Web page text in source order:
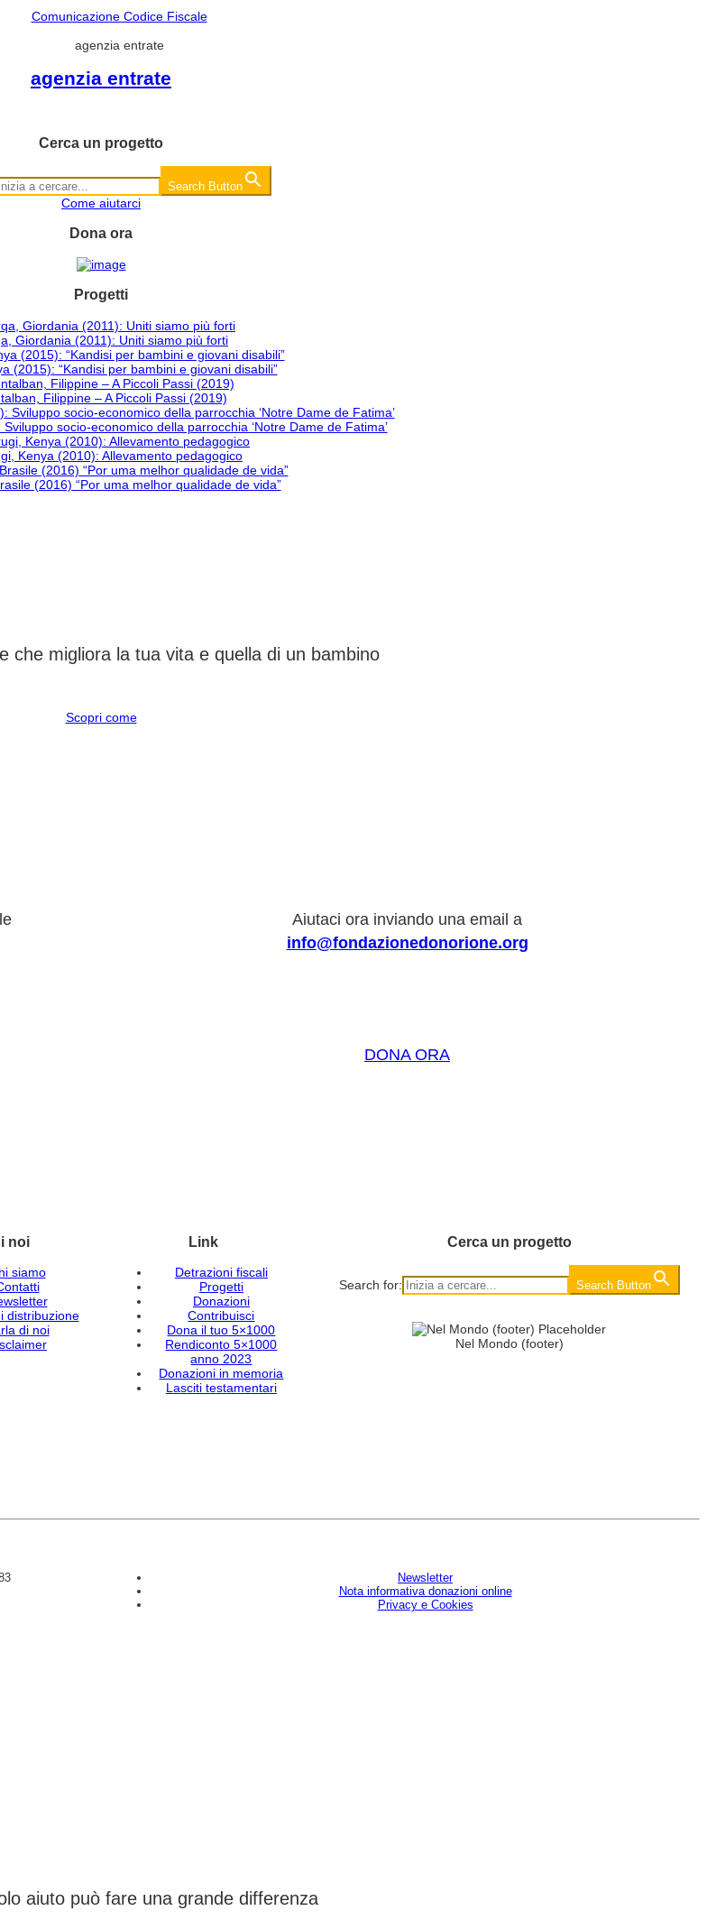
Comunicazione Codice Fiscale
agenzia entrate
agenzia entrate
Cerca un progetto
Search Button
Come aiutarci
Dona ora
Progetti
Giordania (2011): Uniti siamo più forti
(2015): “Kandisi per bambini e giovani disabili”
Filippine – A Piccoli Passi (2019)
socio-economico della parrocchia ‘Notre Dame de Fatima’
Kenya (2010): Allevamento pedagogico
(2016) “Por uma melhor qualidade de vida”
che migliora la tua vita e quella di un bambino
Scopri come
Aiutaci ora inviando una email a
info@fondazionedonorione.org
DONA ORA
noi
siamo
distribuzione
di noi
Link
Detrazioni fiscali
Progetti
Donazioni
Contribuisci
Dona il tuo 5×1000
Rendiconto 5×1000
anno 2023
Donazioni in memoria
Lasciti testamentari
Cerca un progetto
Search for: Search Button
Nel Mondo (footer)
Newsletter
Nota informativa donazioni online
Privacy e Cookies
aiuto può fare una grande differenza